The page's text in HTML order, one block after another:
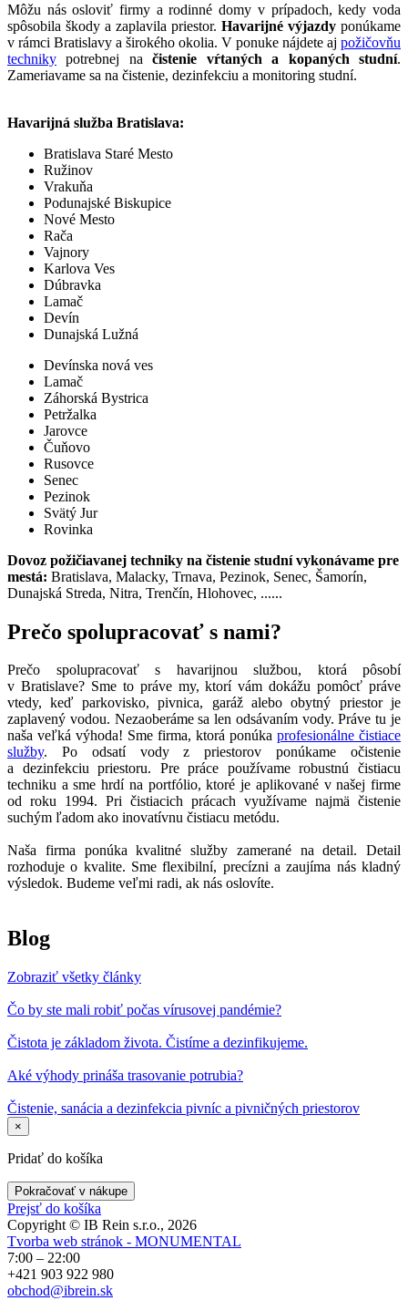
Môžu nás osloviť firmy a rodinné domy v prípadoch, kedy voda
spôsobila škody a zaplavila priestor. Havarijné výjazdy ponúkame
v rámci Bratislavy a širokého okolia. V ponuke nájdete aj požičovňu
techniky potrebnej načistenie vŕtaných a kopaných studní.
Zameriavame sa na čistenie, dezinfekciu a monitoring studní.
Havarijná služba Bratislava:
Bratislava Staré Mesto
Ružinov
Vrakuňa
Podunajské Biskupice
Nové Mesto
Rača
Vajnory
Karlova Ves
Dúbravka
Lamač
Devín
Dunajská Lužná
Devínska nová ves
Lamač
Záhorská Bystrica
Petržalka
Jarovce
Čuňovo
Rusovce
Senec
Pezinok
Svätý Jur
Rovinka
Dovoz požičiavanej techniky na čistenie studní vykonávame pre
mestá: Bratislava, Malacky, Trnava, Pezinok, Senec, Šamorín,
Dunajská Streda, Nitra, Trenčín, Hlohovec, ......
Prečo spolupracovať s nami?
Prečo spolupracovať s havarijnou službou, ktorá pôsobí
v Bratislave? Sme to práve my, ktorí vám dokážu pomôcť práve
vtedy, keď parkovisko, pivnica, garáž alebo obytný priestor je
zaplavený vodou. Nezaoberáme sa len odsávaním vody. Práve tu je
naša veľká výhoda! Sme firma, ktorá ponúka profesionálne čistiace
služby. Po odsatí vody z priestorov ponúkame očistenie
a dezinfekciu priestoru. Pre práce používame robustnú čistiacu
techniku a sme hrdí na portfólio, ktoré je aplikované v našej firme
od roku 1994. Pri čistiacich prácach využívame najmä čistenie
suchým ľadom ako inovatívnu čistiacu metódu.
Naša firma ponúka kvalitné služby zamerané na detail. Detail
rozhoduje o kvalite. Sme flexibilní, precízni a zaujíma nás kladný
výsledok. Budeme veľmi radi, ak nás oslovíte.
Blog
Zobraziť všetky články
Čo by ste mali robiť počas vírusovej pandémie?
Čistota je základom života. Čistíme a dezinfikujeme.
Aké výhody prináša trasovanie potrubia?
Čistenie, sanácia a dezinfekcia pivníc a pivničných priestorov
×
Pridať do košíka
Pokračovať v nákupe
Prejsť do košíka
Copyright © IB Rein s.r.o., 2026
Tvorba web stránok - MONUMENTAL
7:00 – 22:00
+421 903 922 980
obchod@ibrein.sk